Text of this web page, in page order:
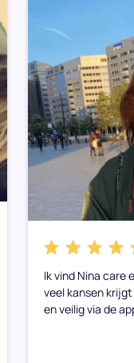
Ik vind Nina care
veel kansen
en veilig via de